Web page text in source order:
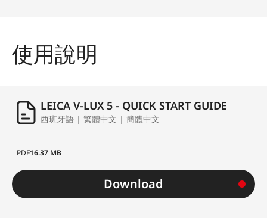
使用說明
LEICA V-LUX 5 - QUICK START GUIDE
西班牙語 | 繁體中文 | 簡體中文
PDF16.37 MB
Download